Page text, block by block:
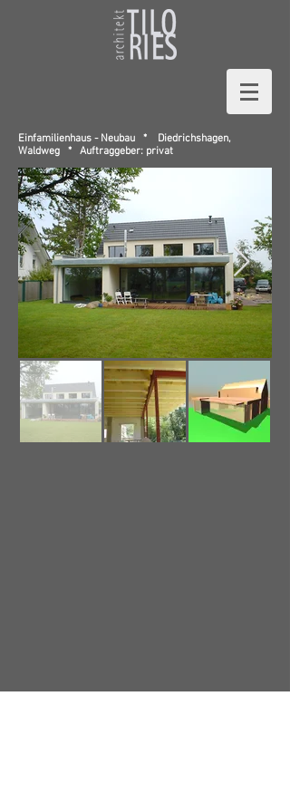
Einfamilienhaus - Neubau * Diedrichshagen,
Waldweg * Auftraggeber: privat